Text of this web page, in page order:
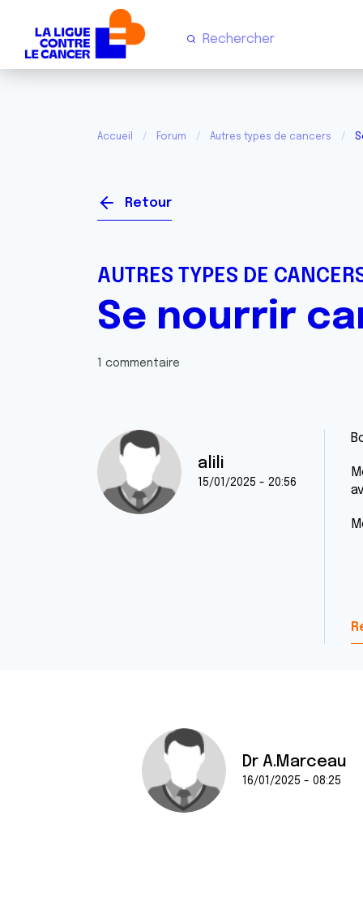
Accueil Forum Autres types de cancers
Retour
AUTRES TYPES DE
Se nourrir
1 commentaire
alili
15/01/2025 - 20:56
Dr A.Marceau
16/01/2025 - 08:25